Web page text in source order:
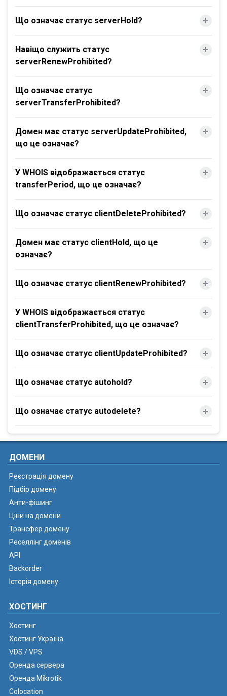
Що означає статус serverHold?
Навіщо служить статус
serverRenewProhibited?
Що означає статус
serverTransferProhibited?
Домен має статус serverUpdateProhibited,
що це означає?
У WHOIS відображається статус
transferPeriod, що це означає?
Що означає статус clientDeleteProhibited?
Домен має статус clientHold, що це
означає?
Що означає статус clientRenewProhibited?
У WHOIS відображається статус
clientTransferProhibited, що це означає?
Що означає статус clientUpdateProhibited?
Що означає статус autohold?
Що означає статус autodelete?
ДОМЕНИ
Реєстрація домену
Підбір домену
Анти-фішинг
Ціни на домени
Трансфер домену
Реселлінг доменів
API
Backorder
Історія домену
ХОСТИНГ
Хостинг
Хостинг Україна
VDS / VPS
Оренда сервера
Оренда Mikrotik
Colocation